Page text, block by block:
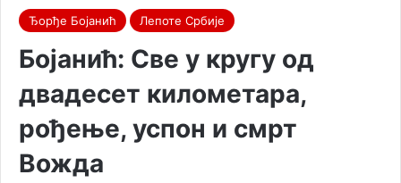
Ђорђе Бојанић Лепоте Србије
Бојанић: Све у кругу од
двадесет километара,
рођење, успон и смрт
Вожда